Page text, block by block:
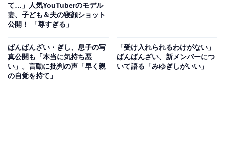
て…」人気YouTuberのモデル
妻、子ども＆夫の寝顔ショット
公開！ 「尊すぎる」
ばんばんざい・ぎし、息子の写
真公開も「本当に気持ち悪
い」。言動に批判の声「早く親
の自覚を持て」
「受け入れられるわけがない」
ばんばんざい、新メンバーにつ
いて語る「みゆぎしがいい」